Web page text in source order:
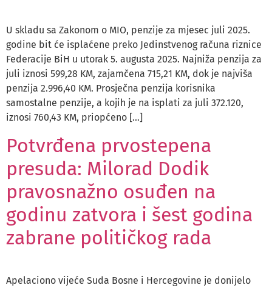
U skladu sa Zakonom o MIO, penzije za mjesec juli 2025.
godine bit će isplaćene preko Jedinstvenog računa riznice
Federacije BiH u utorak 5. augusta 2025. Najniža penzija za
juli iznosi 599,28 KM, zajamčena 715,21 KM, dok je najviša
penzija 2.996,40 KM. Prosječna penzija korisnika
samostalne penzije, a kojih je na isplati za juli 372.120,
iznosi 760,43 KM, priopćeno […]
Potvrđena prvostepena
presuda: Milorad Dodik
pravosnažno osuđen na
godinu zatvora i šest godina
zabrane političkog rada
Apelaciono vijeće Suda Bosne i Hercegovine je donijelo